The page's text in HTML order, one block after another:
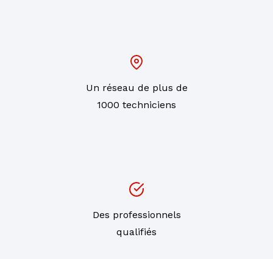
Un réseau de plus de
1000 techniciens
Des professionnels
qualifiés